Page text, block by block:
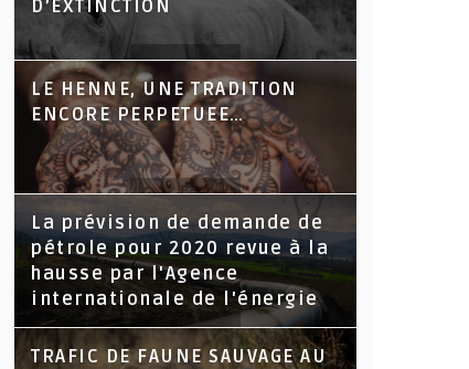
D’EXTINCTION
LE HENNE, UNE TRADITION
ENCORE PERPETUEE…
La prévision de demande de
pétrole pour 2020 revue à la
hausse par l'Agence
internationale de l'énergie
TRAFIC DE FAUNE SAUVAGE AU